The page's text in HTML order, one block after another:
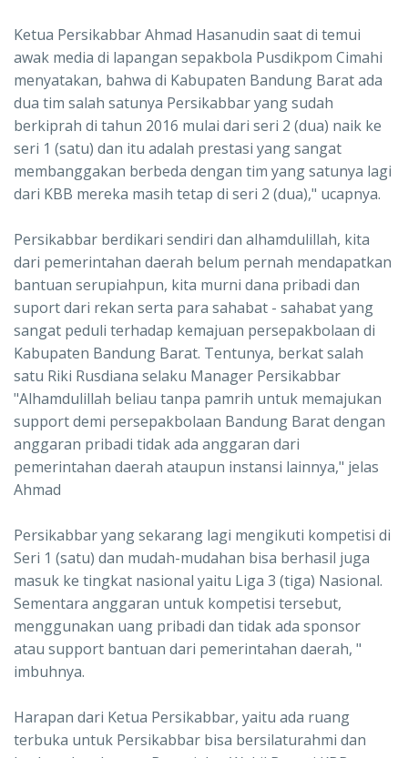
Ketua Persikabbar Ahmad Hasanudin saat di temui
awak media di lapangan sepakbola Pusdikpom Cimahi
menyatakan, bahwa di Kabupaten Bandung Barat ada
dua tim salah satunya Persikabbar yang sudah
berkiprah di tahun 2016 mulai dari seri 2 (dua) naik ke
seri 1 (satu) dan itu adalah prestasi yang sangat
membanggakan berbeda dengan tim yang satunya lagi
dari KBB mereka masih tetap di seri 2 (dua)," ucapnya.
Persikabbar berdikari sendiri dan alhamdulillah, kita
dari pemerintahan daerah belum pernah mendapatkan
bantuan serupiahpun, kita murni dana pribadi dan
suport dari rekan serta para sahabat - sahabat yang
sangat peduli terhadap kemajuan persepakbolaan di
Kabupaten Bandung Barat. Tentunya, berkat salah
satu Riki Rusdiana selaku Manager Persikabbar
"Alhamdulillah beliau tanpa pamrih untuk memajukan
support demi persepakbolaan Bandung Barat dengan
anggaran pribadi tidak ada anggaran dari
pemerintahan daerah ataupun instansi lainnya," jelas
Ahmad
Persikabbar yang sekarang lagi mengikuti kompetisi di
Seri 1 (satu) dan mudah-mudahan bisa berhasil juga
masuk ke tingkat nasional yaitu Liga 3 (tiga) Nasional.
Sementara anggaran untuk kompetisi tersebut,
menggunakan uang pribadi dan tidak ada sponsor
atau support bantuan dari pemerintahan daerah, "
imbuhnya.
Harapan dari Ketua Persikabbar, yaitu ada ruang
terbuka untuk Persikabbar bisa bersilaturahmi dan